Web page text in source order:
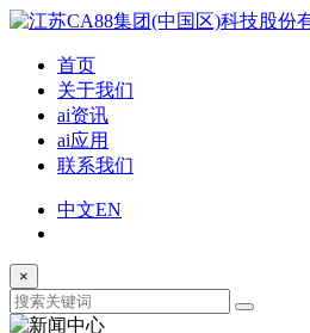
首页
关于我们
ai资讯
ai应用
联系我们
中文EN
×